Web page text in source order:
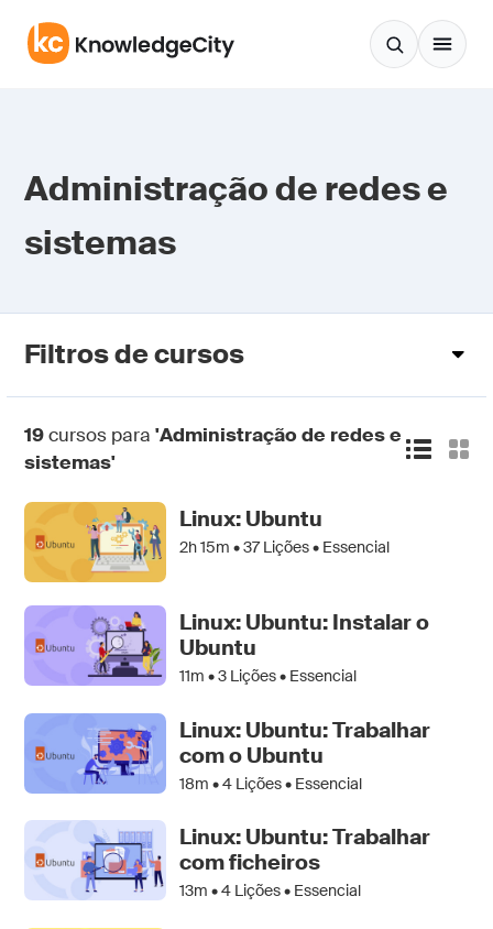
Administração de redes e
sistemas
Filtros de cursos
19cursos para 'Administração de redes e
sistemas'
Linux: Ubuntu
2h 15m •37Lições • Essencial
Linux: Ubuntu: Instalar o
Ubuntu
11m •3 Lições • Essencial
Linux: Ubuntu: Trabalhar
com o Ubuntu
18m •4 Lições • Essencial
Linux: Ubuntu: Trabalhar
com ficheiros
13m •4 Lições • Essencial